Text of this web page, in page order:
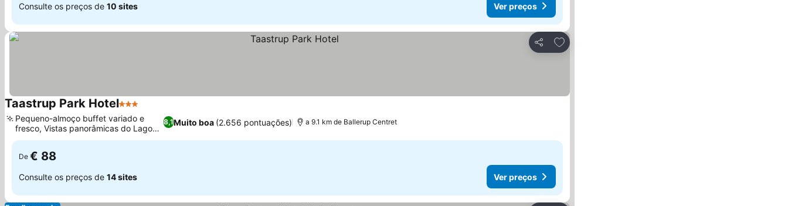
Consulte os preços de 10 sites Ver preços
Partilhar
Adicionar aos favoritos
Taastrup Park Hotel3 Estrelas
8,1Muito boa (2.656 pontuações)
Pequeno-almoço buffet variado e
fresco, Vistas panorâmicas do Lago
Selsmosen
a 9.1 km de Ballerup Centret
De € 88
Consulte os preços de 14 sites Ver preços